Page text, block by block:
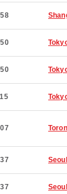
Seoul
Seoul